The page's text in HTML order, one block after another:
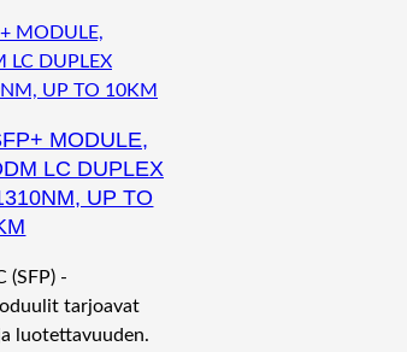
MODULE,
LC DUPLEX
UP TO
(SFP) -
tarjoavat
luotettavuuden.